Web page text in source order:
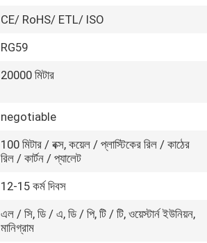
CE/ RoHS/ ETL/ ISO
RG59
20000 মিটার
negotiable
100 মিটার / বক্স, কয়েল / প্লাস্টিকের রিল / কাঠের
রিল / কার্টন / প্যালেট
12-15 কর্ম দিবস
এল / সি, ডি / এ, ডি / পি, টি / টি, ওয়েস্টার্ন ইউনিয়ন,
মানিগ্রাম